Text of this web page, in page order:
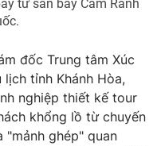
từ sân bay Cam Ranh
đốc Trung tâm Xúc
tỉnh Khánh Hòa,
nghiệp thiết kế tour
khổng lồ từ chuyến
"mảnh ghép" quan